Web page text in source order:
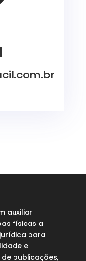
auxiliar
físicas a
para
e
publicações,